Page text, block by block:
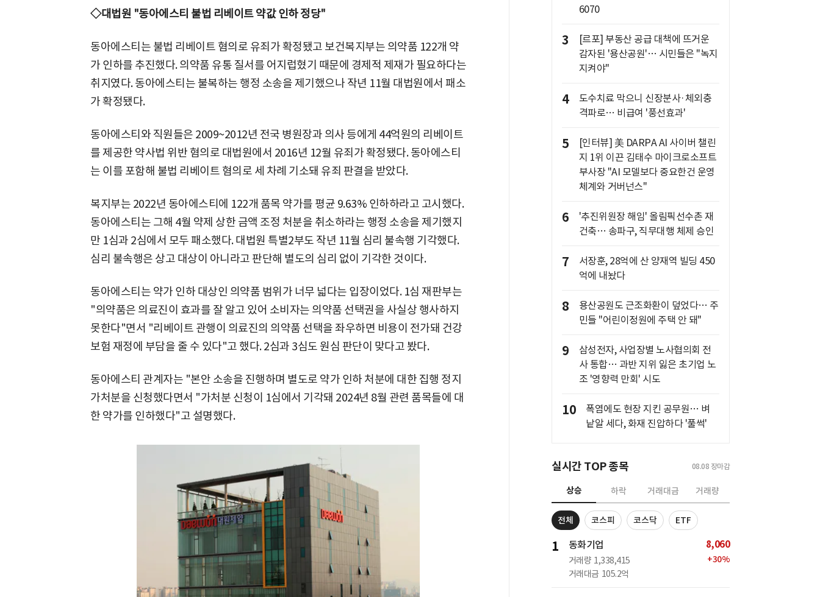
◇대법원 "동아에스티 불법 리베이트 약값 인하 정당"
동아에스티는 불법 리베이트 혐의로 유죄가 확정됐고 보건복지부는 의약품 122개 약
가 인하를 추진했다. 의약품 유통 질서를 어지럽혔기 때문에 경제적 제재가 필요하다는
취지였다. 동아에스티는 불복하는 행정 소송을 제기했으나 작년 11월 대법원에서 패소
가 확정됐다.
동아에스티와 직원들은 2009~2012년 전국 병원장과 의사 등에게 44억원의 리베이트
를 제공한 약사법 위반 혐의로 대법원에서 2016년 12월 유죄가 확정됐다. 동아에스티
는 이를 포함해 불법 리베이트 혐의로 세 차례 기소돼 유죄 판결을 받았다.
복지부는 2022년 동아에스티에 122개 품목 약가를 평균 9.63% 인하하라고 고시했다.
동아에스티는 그해 4월 약제 상한 금액 조정 처분을 취소하라는 행정 소송을 제기했지
만 1심과 2심에서 모두 패소했다. 대법원 특별2부도 작년 11월 심리 불속행 기각했다.
심리 불속행은 상고 대상이 아니라고 판단해 별도의 심리 없이 기각한 것이다.
동아에스티는 약가 인하 대상인 의약품 범위가 너무 넓다는 입장이었다. 1심 재판부는
"의약품은 의료진이 효과를 잘 알고 있어 소비자는 의약품 선택권을 사실상 행사하지
못한다"면서 "리베이트 관행이 의료진의 의약품 선택을 좌우하면 비용이 전가돼 건강
보험 재정에 부담을 줄 수 있다"고 했다. 2심과 3심도 원심 판단이 맞다고 봤다.
동아에스티 관계자는 "본안 소송을 진행하며 별도로 약가 인하 처분에 대한 집행 정지
가처분을 신청했다면서 "가처분 신청이 1심에서 기각돼 2024년 8월 관련 품목들에 대
한 약가를 인하했다"고 설명했다.
6070
3
[르포] 부동산 공급 대책에 뜨거운
감자된 '용산공원'… 시민들은 "녹지
지켜야"
4
도수치료 막으니 신장분사·체외충
격파로… 비급여 '풍선효과'
5
[인터뷰] 美 DARPA AI 사이버 챌린
지 1위 이끈 김태수 마이크로소프트
부사장 "AI 모델보다 중요한건 운영
체계와 거버넌스"
6
'추진위원장 해임' 올림픽선수촌 재
건축… 송파구, 직무대행 체제 승인
7
서장훈, 28억에 산 양재역 빌딩 450
억에 내놨다
8
용산공원도 근조화환이 덮었다… 주
민들 "어린이정원에 주택 안 돼"
9
삼성전자, 사업장별 노사협의회 전
사 통합… 과반 지위 잃은 초기업 노
조 '영향력 만회' 시도
10
폭염에도 현장 지킨 공무원… 벼
낱알 세다, 화재 진압하다 '풀썩'
실시간 TOP 종목 08.08 장마감
상승 하락 거래대금 거래량
전체 코스피 코스닥 ETF
1 동화기업
거래량 1,338,415
거래대금 105.2억
8,060
+30%